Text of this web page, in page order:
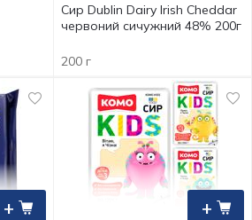
Сир Dublin Dairy Irish Cheddar
червоний сичужний 48% 200г
200 г
+ +